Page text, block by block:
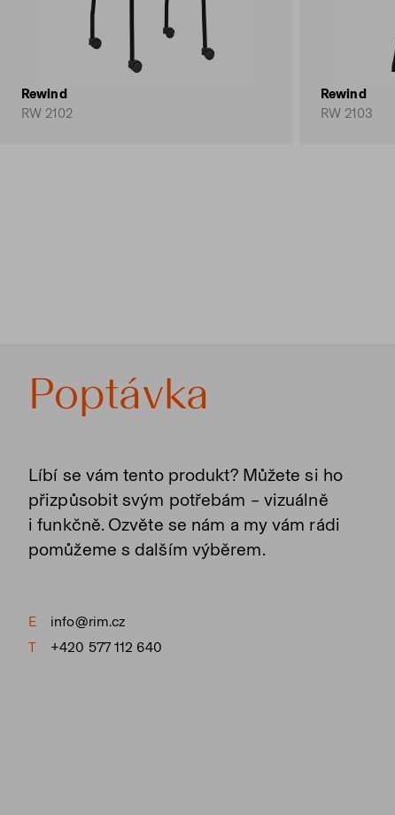
Rewind
RW 2102
Rewind
RW 2103
Poptávka
Líbí se vám tento produkt? Můžete si ho
přizpůsobit svým potřebám – vizuálně
i funkčně. Ozvěte se nám a my vám rádi
pomůžeme s dalším výběrem.
E
info@rim.cz
T
+420 577 112 640